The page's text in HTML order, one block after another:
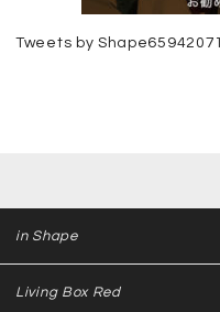
Tweets by Shape65942071
in Shape
Living Box Red